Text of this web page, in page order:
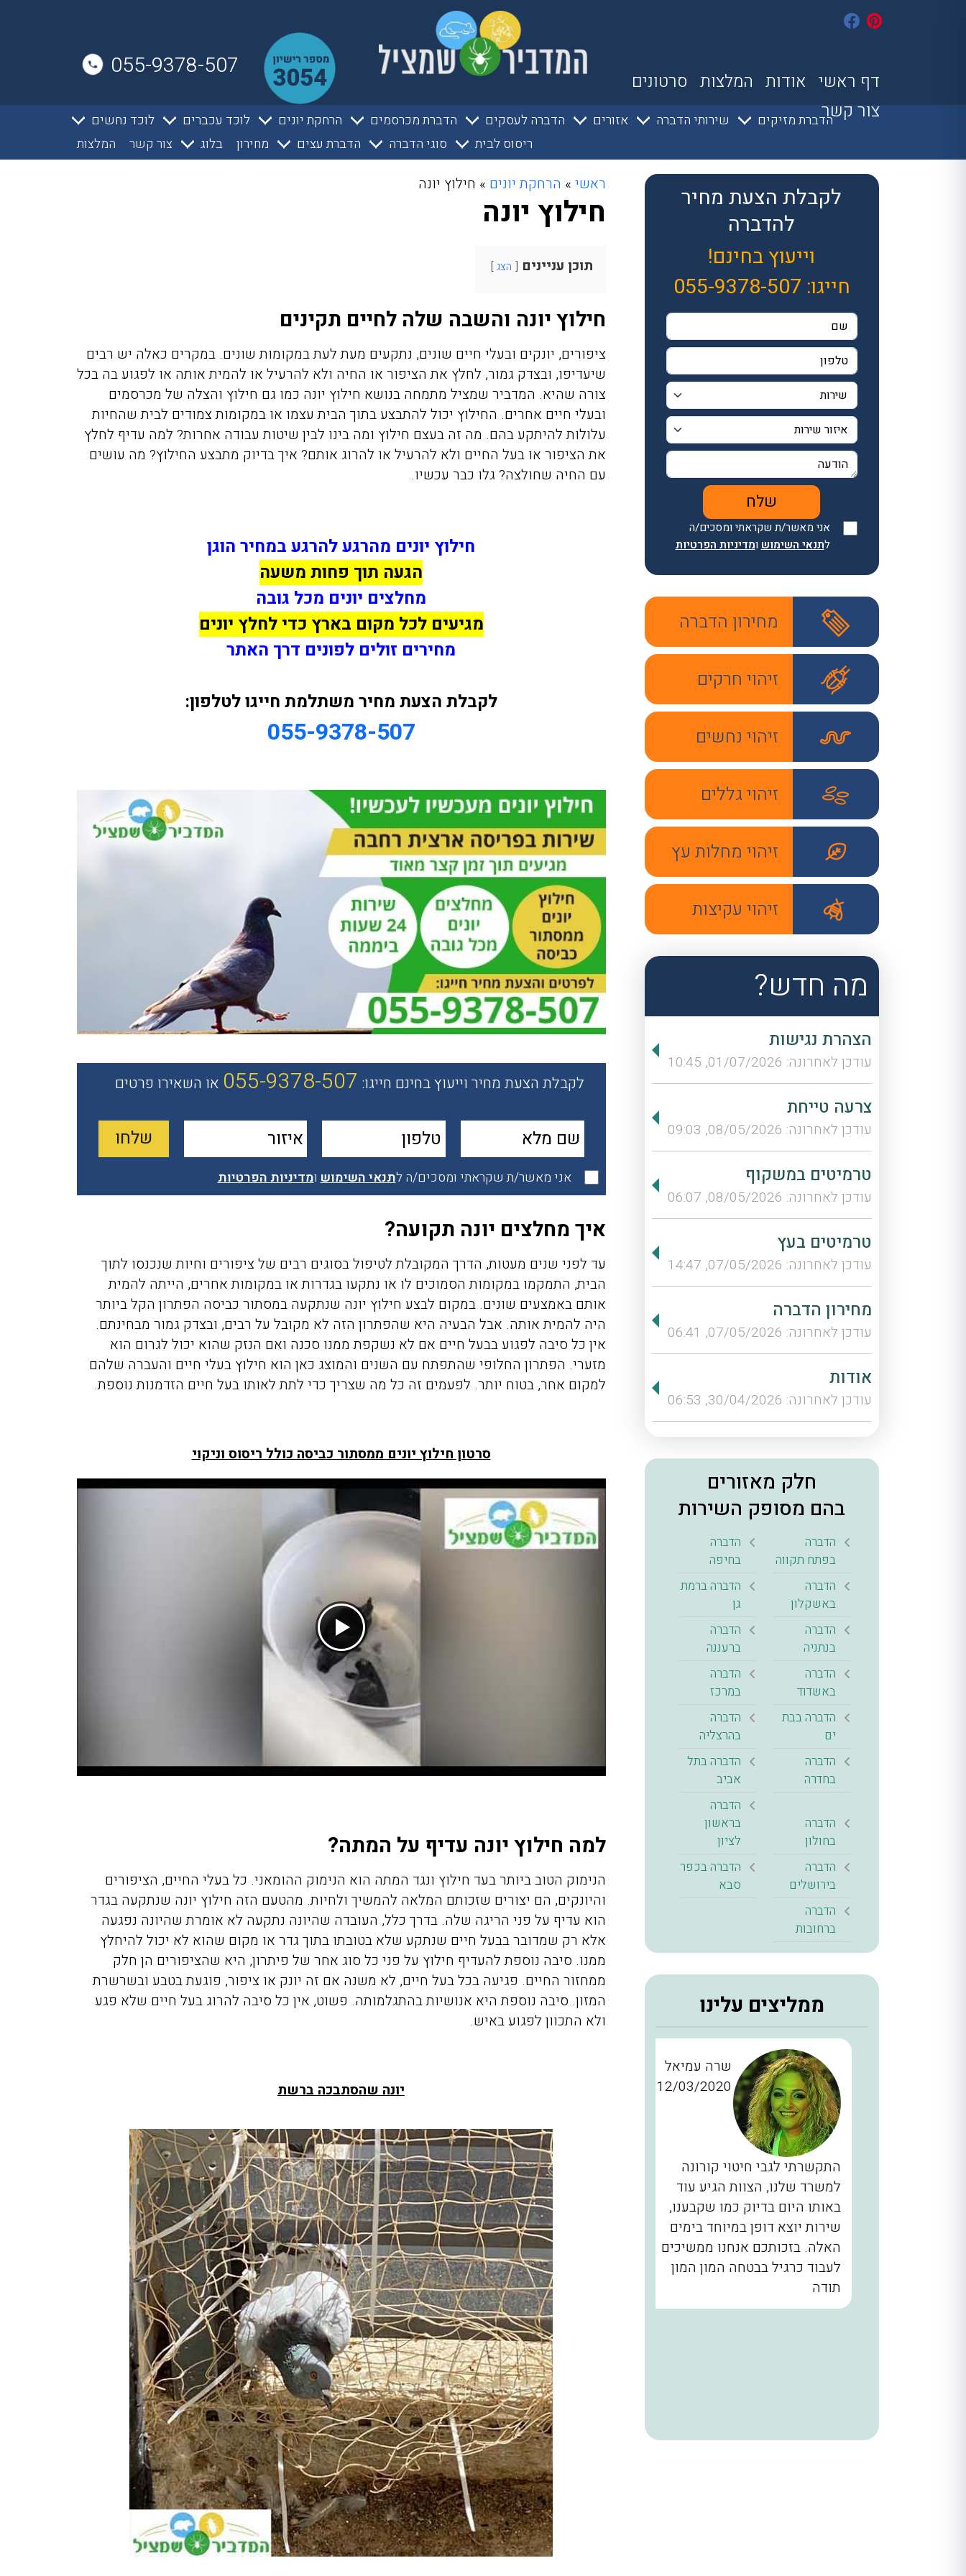
דף ראשי אודות המלצות סרטונים
צור קשר
055-9378-507
הדברת מזיקים שירותי הדברה אזורים הדברה לעסקים הדברת מכרסמים הרחקת יונים לוכד עכברים
לוכד נחשים
ריסוס לבית
סוגי הדברה הדברת עצים מחירון בלוג צור קשר המלצות
לקבלת הצעת מחיר
להדברה
וייעוץ בחינם!
חייגו: 055-9378-507
אני מאשר/ת שקראתי ומסכים/ה
לתנאי השימוש ומדיניות הפרטיות
מחירון הדברה
זיהוי חרקים
זיהוי נחשים
זיהוי גללים
זיהוי מחלות עץ
זיהוי עקיצות
מה חדש?
הצהרת נגישות
עודכן לאחרונה: 01/07/2026, 10:45
צרעה טייחת
עודכן לאחרונה: 08/05/2026, 09:03
טרמיטים במשקוף
עודכן לאחרונה: 08/05/2026, 06:07
טרמיטים בעץ
עודכן לאחרונה: 07/05/2026, 14:47
מחירון הדברה
עודכן לאחרונה: 07/05/2026, 06:41
אודות
עודכן לאחרונה: 30/04/2026, 06:53
חלק מאזורים
בהם מסופק השירות
הדברה
בפתח תקווה
הדברה
בחיפה
הדברה
באשקלון
הדברה ברמת
גן
הדברה
בנתניה
הדברה
ברעננה
הדברה
באשדוד
הדברה
במרכז
הדברה בבת
ים
הדברה
בהרצליה
הדברה
בחדרה
הדברה בתל
אביב
הדברה
בחולון
הדברה
בראשון
לציון
הדברה
בירושלים
הדברה בכפר
סבא
הדברה
ברחובות
ממליצים עלינו
שרה עמיאל
12/03/2020
התקשרתי לגבי חיטוי קורונה
למשרד שלנו, הצוות הגיע עוד
באותו היום בדיוק כמו שקבענו,
שירות יוצא דופן במיוחד בימים
האלה. בזכותכם אנחנו ממשיכים
לעבוד כרגיל בבטחה המון המון
תודה
הזמנתי אתכם לצורך הדברת
טרמיטים שהיו לנו בחדר שינה
בפרקט, הגיע בחור בשם דני ביצע
את העבודה בצורה מושלמת וגם
נתן לנו אחריות ככה שאנחנו
רגועים, חודשיים אחרי ואין זכר
לטרמיטים. תודה על השירות
הסופר מקצועי ועל ההסבר לפני
ואחרי ההדברהיש לציין שהמדביר
הגיע עם כפפות ומסכה כמו
17/02/2019
התקשרתי אליכם בערב לגבי
הדברה של ג'וקים בדירה בפרדס
חנה, אחרי 50 דקות המדביר כבר
היה פה, פשוט תענוג של שירות
אין דברים כאלה. תודה
חזרנו מחול ומסתבר
איתנו מה שנקרא פשפש
לא ידענו בהתחלה ממה
נעקצים בלילה זה היה
כולם כבר החליטו שיש לנו
פשפשים בכל הבית עד
אליכם מהמלצה שקיבלנו
חברים שלנו, הגיע המדביר
מטעמכם בדק וראה שיש
לעשות טיפול רק בחדר
הוגן, יושרה, אין לי ספק
וכאשר אצטרך מדביר
למי לפנות.
ראשי » הרחקת יונים » חילוץ יונה
חילוץ יונה
תוכן עניינים הצג
חילוץ יונה והשבה שלה לחיים תקינים
ציפורים, יונקים ובעלי חיים שונים, נתקעים מעת לעת במקומות שונים. במקרים כאלה יש רבים
שיעדיפו, ובצדק גמור, לחלץ את הציפור או החיה ולא להרעיל או להמית אותה או לפגוע בה בכל
צורה שהיא. המדביר שמציל מתמחה בנושא חילוץ יונה כמו גם חילוץ והצלה של מכרסמים
ובעלי חיים אחרים. החילוץ יכול להתבצע בתוך הבית עצמו או במקומות צמודים לבית שהחיות
עלולות להיתקע בהם. מה זה בעצם חילוץ ומה בינו לבין שיטות עבודה אחרות? למה עדיף לחלץ
את הציפור או בעל החיים ולא להרעיל או להרוג אותם? איך בדיוק מתבצע החילוץ? מה עושים
עם החיה שחולצה? גלו כבר עכשיו.
חילוץ יונים מהרגע להרגע במחיר הוגן
הגעה תוך פחות משעה
מחלצים יונים מכל גובה
מגיעים לכל מקום בארץ כדי לחלץ יונים
מחירים זולים לפונים דרך האתר
לקבלת הצעת מחיר משתלמת חייגו לטלפון:
055-9378-507
לקבלת הצעת מחיר וייעוץ בחינם חייגו: 055-9378-507 או השאירו פרטים
אני מאשר/ת שקראתי ומסכים/ה לתנאי השימושומדיניות הפרטיות
איך מחלצים יונה תקועה?
עד לפני שנים מעטות, הדרך המקובלת לטיפול בסוגים רבים של ציפורים וחיות שנכנסו לתוך
הבית, התמקמו במקומות הסמוכים לו או נתקעו בגדרות או במקומות אחרים, הייתה להמית
אותם באמצעים שונים. במקום לבצע חילוץ יונה שנתקעה במסתור כביסה הפתרון הקל ביותר
היה להמית אותה. אבל הבעיה היא שהפתרון הזה לא מקובל על רבים, ובצדק גמור מבחינתם.
אין כל סיבה לפגוע בבעל חיים אם לא נשקפת ממנו סכנה ואם הנזק שהוא יכול לגרום הוא
מזערי. הפתרון החלופי שהתפתח עם השנים והמוצג כאן הוא חילוץ בעלי חיים והעברה שלהם
למקום אחר, בטוח יותר. לפעמים זה כל מה שצריך כדי לתת לאותו בעל חיים הזדמנות נוספת.
סרטון חילוץ יונים ממסתור כביסה כולל ריסוס וניקוי
למה חילוץ יונה עדיף על המתה?
הנימוק הטוב ביותר בעד חילוץ ונגד המתה הוא הנימוק ההומאני. כל בעלי החיים, הציפורים
והיונקים, הם יצורים שזכותם המלאה להמשיך ולחיות. מהטעם הזה חילוץ יונה שנתקעה בגדר
הוא עדיף על פני הריגה שלה. בדרך כלל, העובדה שהיונה נתקעה לא אומרת שהיונה נפגעה
אלא רק שמדובר בבעל חיים שנתקע שלא בטובתו בתוך גדר או מקום שהוא לא יכול להיחלץ
ממנו. סיבה נוספת להעדיף חילוץ על פני כל סוג אחר של פיתרון, היא שהציפורים הן חלק
ממחזור החיים. פגיעה בכל בעל חיים, לא משנה אם זה יונק או ציפור, פוגעת בטבע ובשרשרת
המזון. סיבה נוספת היא אנושיות בהתגלמותה. פשוט, אין כל סיבה להרוג בעל חיים שלא פגע
ולא התכוון לפגוע באיש.
יונה שהסתבכה ברשת